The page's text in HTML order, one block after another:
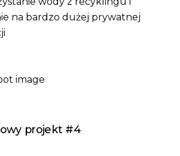
na bardzo dużej prywatnej
projekt #4